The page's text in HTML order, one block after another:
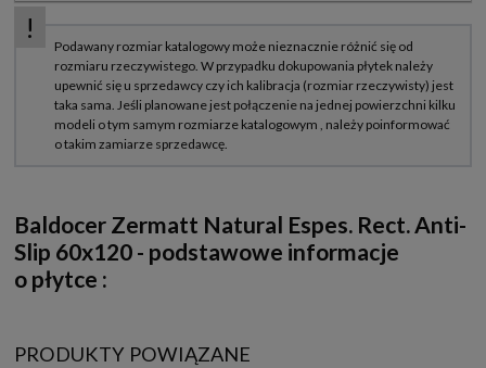
Baldocer Zermatt Natural Espes. Rect. Anti-
Slip 60x120 - podstawowe informacje
o płytce :
PRODUKTY POWIĄZANE